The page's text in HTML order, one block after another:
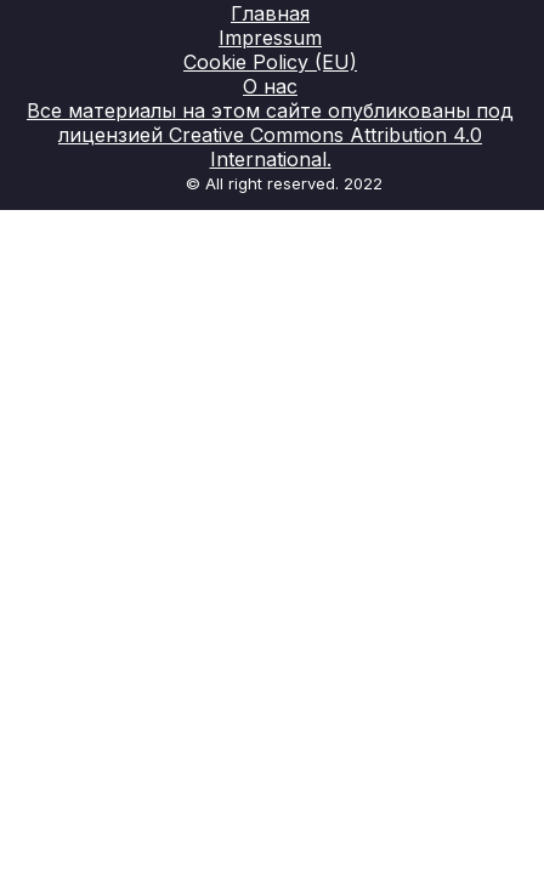
Главная
Impressum
Cookie Policy (EU)
О нас
Все материалы на этом сайте опубликованы под
лицензией Creative Commons Attribution 4.0
International.
© All right reserved. 2022